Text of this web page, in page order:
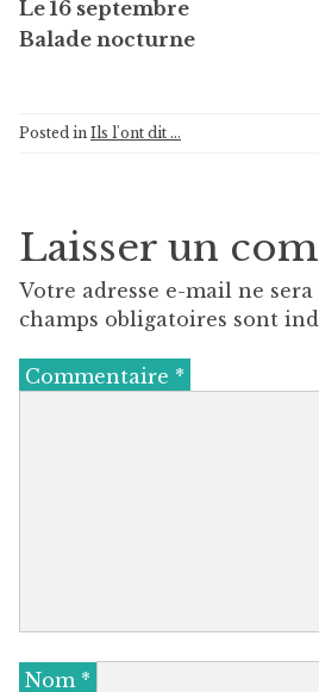
Le 16 septembre
Balade nocturne
Posted in Ils l'ont dit ...
Laisser un
Votre adresse e-mail ne sera
champs obligatoires sont
Commentaire *
Nom *